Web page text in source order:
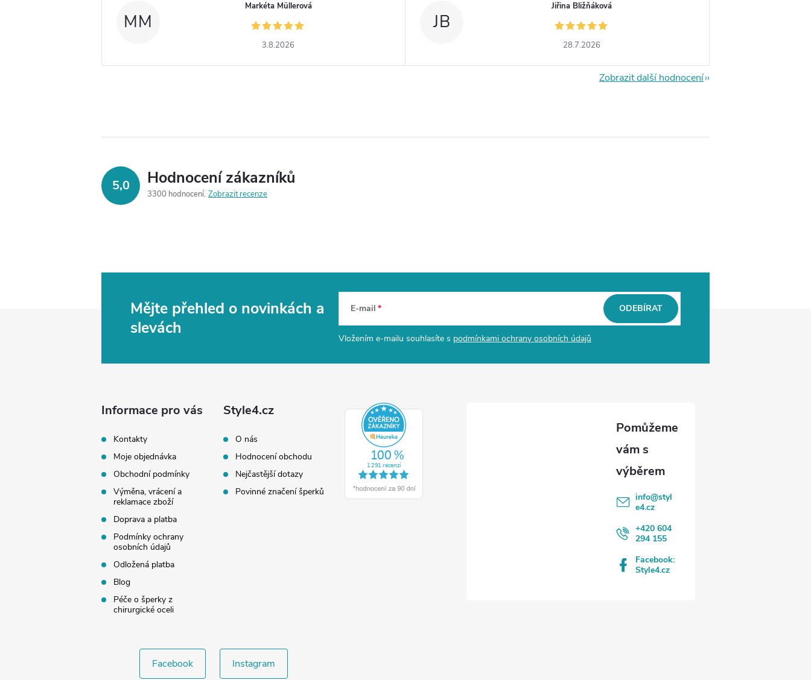
MM
Markéta Müllerová
3.8.2026
JB
Jiřina Bližňáková
28.7.2026
Zobrazit další hodnocení
5,0 Hodnocení zákazníků
3300 hodnocení Zobrazit recenze
Mějte přehled o novinkách a
slevách
E-mail
Vložením e-mailu souhlasíte s podmínkami ochrany osobních údajů
ODEBÍRAT
Informace pro vás
Kontakty
Moje objednávka
Obchodní podmínky
Výměna, vrácení a
reklamace zboží
Doprava a platba
Podmínky ochrany
osobních údajů
Odložená platba
Blog
Péče o šperky z
chirurgické oceli
Style4.cz
O nás
Hodnocení obchodu
Nejčastější dotazy
Povinné značení šperků
info@styl
e4.cz
+420 604
294 155
Facebook:
Style4.cz
Facebook Instagram